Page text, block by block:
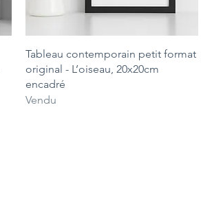
Tableau contemporain petit format
original - L’oiseau, 20x20cm
encadré
Vendu